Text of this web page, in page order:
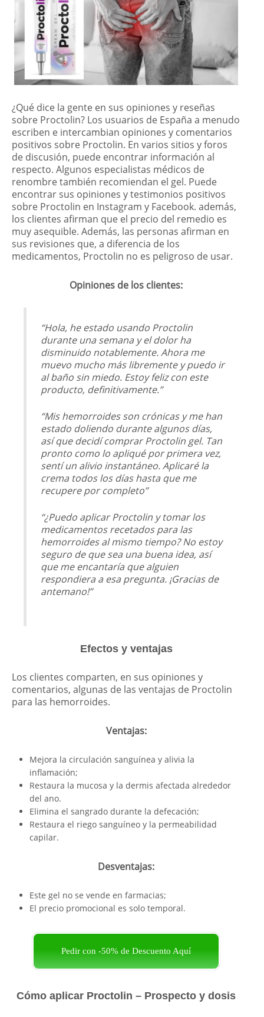
¿Qué dice la gente en sus opiniones y reseñas
sobre Proctolin? Los usuarios de España a menudo
escriben e intercambian opiniones y comentarios
positivos sobre Proctolin. En varios sitios y foros
de discusión, puede encontrar información al
respecto. Algunos especialistas médicos de
renombre también recomiendan el gel. Puede
encontrar sus opiniones y testimonios positivos
sobre Proctolin en Instagram y Facebook. además,
los clientes afirman que el precio del remedio es
muy asequible. Además, las personas afirman en
sus revisiones que, a diferencia de los
medicamentos, Proctolin no es peligroso de usar.
Opiniones de los clientes:
“Hola, he estado usando Proctolin
durante una semana y el dolor ha
disminuido notablemente. Ahora me
muevo mucho más libremente y puedo ir
al baño sin miedo. Estoy feliz con este
producto, definitivamente.”
“Mis hemorroides son crónicas y me han
estado doliendo durante algunos días,
así que decidí comprar Proctolin gel. Tan
pronto como lo apliqué por primera vez,
sentí un alivio instantáneo. Aplicaré la
crema todos los días hasta que me
recupere por completo”
“¿Puedo aplicar Proctolin y tomar los
medicamentos recetados para las
hemorroides al mismo tiempo? No estoy
seguro de que sea una buena idea, así
que me encantaría que alguien
respondiera a esa pregunta. ¡Gracias de
antemano!”
Efectos y ventajas
Los clientes comparten, en sus opiniones y
comentarios, algunas de las ventajas de Proctolin
para las hemorroides.
Ventajas:
Mejora la circulación sanguínea y alivia la
inflamación;
Restaura la mucosa y la dermis afectada alrededor
del ano.
Elimina el sangrado durante la defecación;
Restaura el riego sanguíneo y la permeabilidad
capilar.
Desventajas:
Este gel no se vende en farmacias;
El precio promocional es solo temporal.
Pedir con -50% de Descuento Aquí
Cómo aplicar Proctolin – Prospecto y dosis